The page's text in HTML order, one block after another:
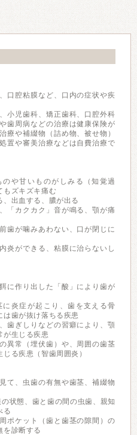
口腔粘膜など、口内の症状や疾
小児歯科、矯正歯科、口腔外科
歯周病などの治療は健康保険が
療や補綴物（詰め物、被せ物）
置や審美治療などは自費治療で
のや甘いものがしみる（知覚過
もズキズキ痛む
、出血する、膿が出る
「カクカク」音が鳴る、顎が痛
歯が噛みあわない、口が閉じに
炎ができる、粘膜に治らないし
に作り出した「酸」により歯が
に炎症が起こり、歯を支える骨
は歯が抜け落ちる疾患
歯ぎしりなどの習癖により、顎
が生じる疾患
異常（埋伏歯）や、周囲の歯茎
る疾患（智歯周囲炎）
て、虫歯の有無や歯茎、補綴物
状態、歯と歯の間の虫歯、親知
る
ポケット（歯と歯茎の隙間）の
を診断する